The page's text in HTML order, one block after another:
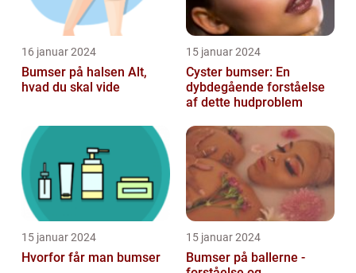
16 januar 2024
Bumser på halsen Alt,
hvad du skal vide
15 januar 2024
Cyster bumser: En
dybdegående forståelse
af dette hudproblem
15 januar 2024
Hvorfor får man bumser
15 januar 2024
Bumser på ballerne -